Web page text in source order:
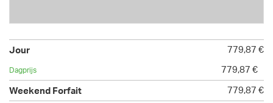
779,87 €
779,87 €
779,87 €